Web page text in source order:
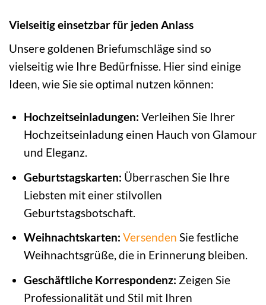
Vielseitig einsetzbar für jeden Anlass
Unsere goldenen Briefumschläge sind so
vielseitig wie Ihre Bedürfnisse. Hier sind einige
Ideen, wie Sie sie optimal nutzen können:
Hochzeitseinladungen: Verleihen Sie Ihrer
Hochzeitseinladung einen Hauch von Glamour
und Eleganz.
Geburtstagskarten: Überraschen Sie Ihre
Liebsten mit einer stilvollen
Geburtstagsbotschaft.
Weihnachtskarten: Versenden Sie festliche
Weihnachtsgrüße, die in Erinnerung bleiben.
Geschäftliche Korrespondenz: Zeigen Sie
Professionalität und Stil mit Ihren